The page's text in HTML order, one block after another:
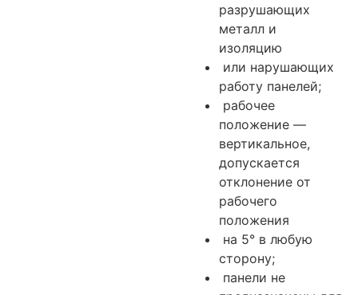
разрушающих
металл и
изоляцию
или нарушающих
работу панелей;
рабочее
положение —
вертикальное,
допускается
отклонение от
рабочего
положения
на 5° в любую
сторону;
панели не